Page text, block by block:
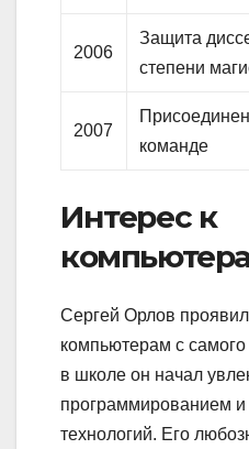
2006
Защита
степени
2007
команде
Интерес к
Сергей Орлов проявил
компьютерам с
в школе он начал
программированием
технологий. Его